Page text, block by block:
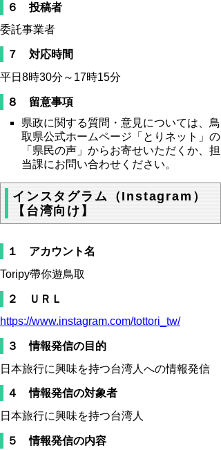
６ 投稿者
委託事業者
７ 対応時間
平日8時30分～17時15分
８ 留意事項
県政に関する質問・意見については、鳥
取県公式ホームページ「とりネット」の
「県民の声」からお寄せいただくか、担
当課にお問い合わせください。
インスタグラム（Instagram）
【台湾向け】
１ アカウント名
Toripy帶你遊鳥取
２ ＵＲＬ
https://www.instagram.com/tottori_tw/
３ 情報発信の目的
日本旅行に興味を持つ台湾人への情報発信
４ 情報発信の対象者
日本旅行に興味を持つ台湾人
５ 情報発信の内容